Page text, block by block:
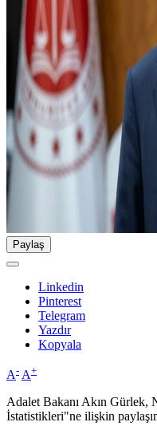
Paylaş
Linkedin
Pinterest
Telegram
Yazdır
Kopyala
A- A+
Adalet Bakanı Akın Gürlek,
İstatistikleri"ne ilişkin